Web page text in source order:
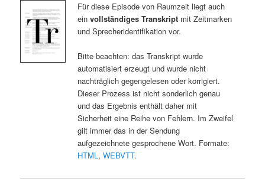
Für diese Episode von Raumzeit liegt auch
ein vollständiges Transkriptmit Zeitmarken
und Sprecheridentifikation vor.
Bitte beachten: das Transkript wurde
automatisiert erzeugt und wurde nicht
nachträglich gegengelesen oder korrigiert.
Dieser Prozess ist nicht sonderlich genau
und das Ergebnis enthält daher mit
Sicherheit eine Reihe von Fehlern. Im Zweifel
gilt immer das in der Sendung
aufgezeichnete gesprochene Wort. Formate:
HTML, WEBVTT.